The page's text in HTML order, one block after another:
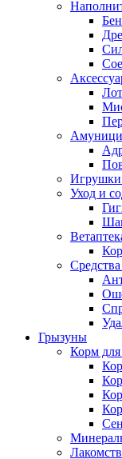
Игрушки
Уход и
Грызуны
Корм